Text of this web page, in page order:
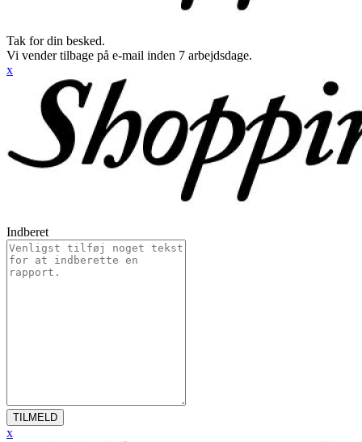
Tak for din besked.
Vi vender tilbage på e-mail inden 7 arbejdsdage.
x
Indberet
TILMELD
x